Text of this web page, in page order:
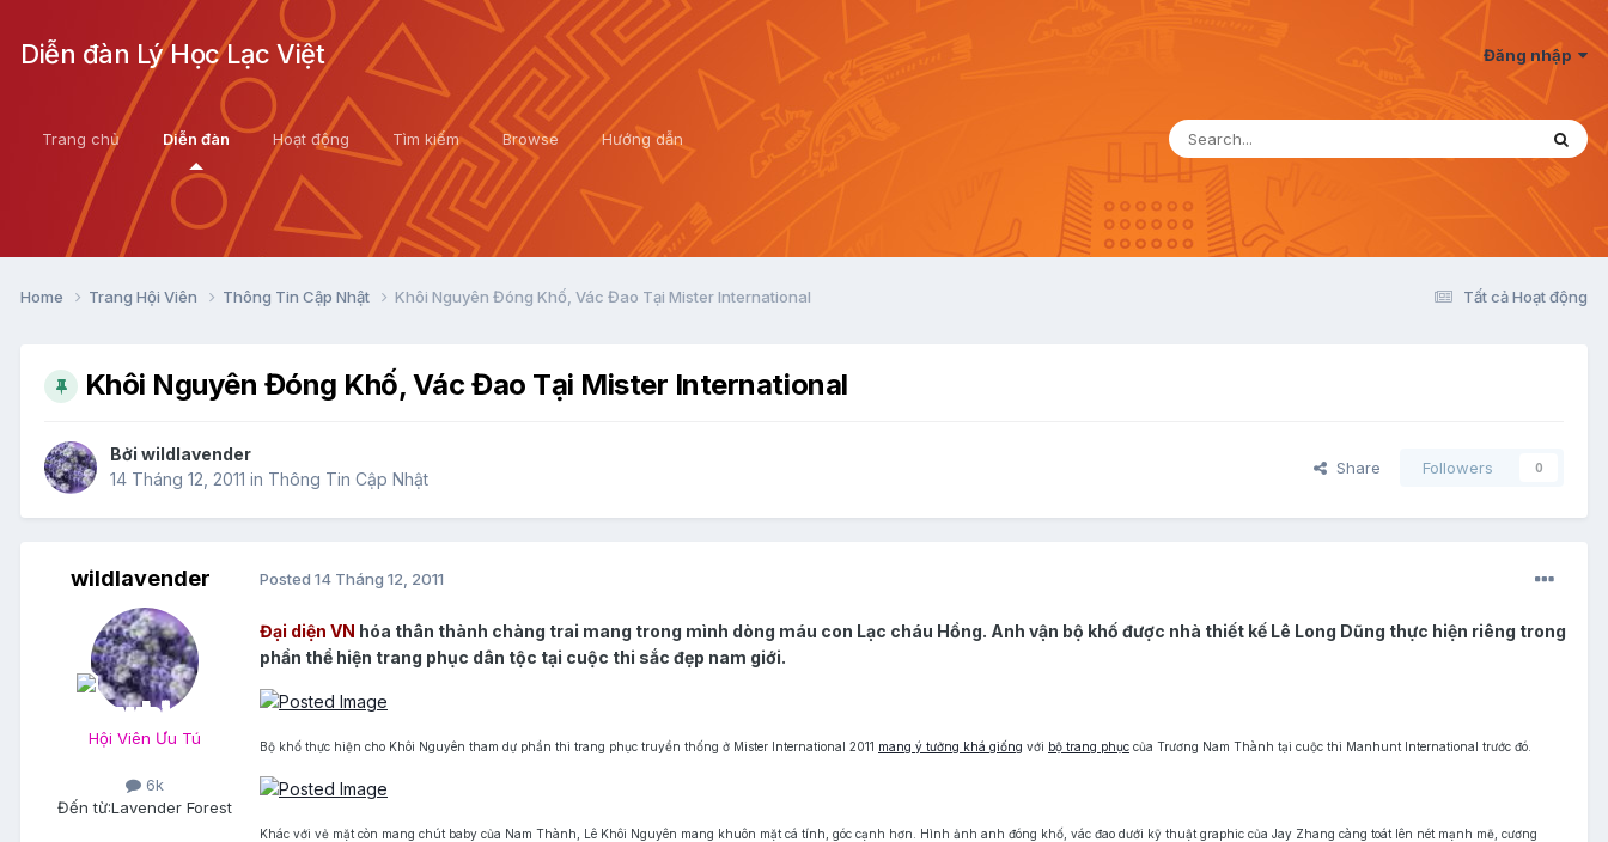
Diễn đàn Lý Học Lạc Việt Đăng nhập
Trang chủ Diễn đàn Hoạt động Tìm kiếm Browse Hướng dẫn
Tất cả Hoạt động
Home Trang Hội Viên Thông Tin Cập Nhật Khôi Nguyên Đóng Khố, Vác Đao Tại Mister International
Khôi Nguyên Đóng Khố, Vác Đao Tại Mister International
Bởi wildlavender
14 Tháng 12, 2011 in Thông Tin Cập Nhật
Share Followers 0
wildlavender
Hội Viên Ưu Tú
6k
Đến từ:Lavender Forest
Posted 14 Tháng 12, 2011
Đại diện VN hóa thân thành chàng trai mang trong mình dòng máu con Lạc cháu Hồng. Anh vận bộ khố được nhà thiết kế Lê Long Dũng thực hiện riêng trong
phần thể hiện trang phục dân tộc tại cuộc thi sắc đẹp nam giới.
Bộ khố thực hiện cho Khôi Nguyên tham dự phần thi trang phục truyền thống ở Mister International 2011 mang ý tưởng khá giống với bộ trang phục của Trương Nam Thành tại cuộc thi Manhunt International trước đó.
Khác với vẻ mặt còn mang chút baby của Nam Thành, Lê Khôi Nguyên mang khuôn mặt cá tính, góc cạnh hơn. Hình ảnh anh đóng khố, vác đao dưới kỹ thuật graphic của Jay Zhang càng toát lên nét mạnh mẽ, cương